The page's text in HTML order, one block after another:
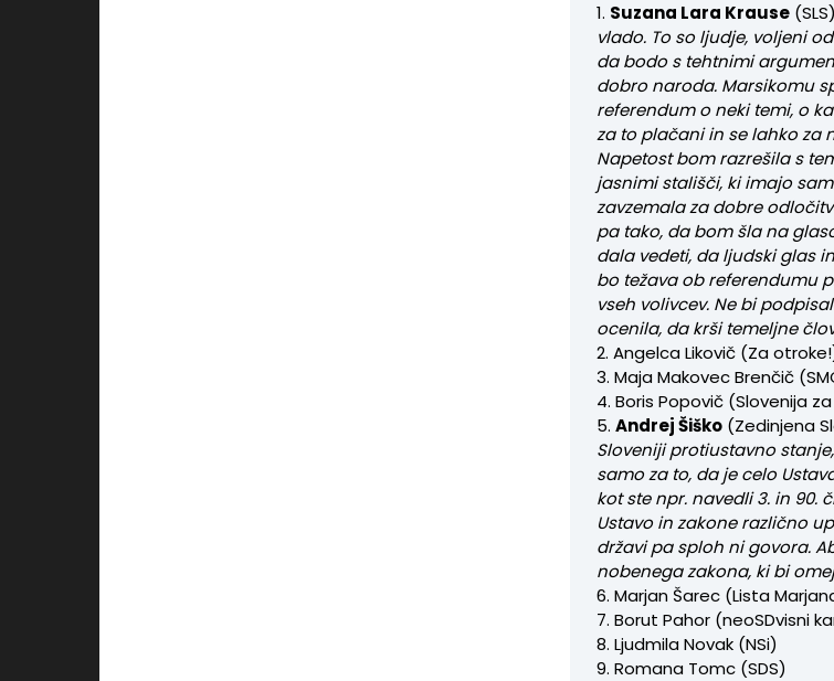
1. Suzana Lara Krause
vlado. To so ljudje, voljeni
da bodo s tehtnimi
dobro naroda. Marsikomu
referendum o neki temi, o
za to plačani in se lahko za
Napetost bom razrešila s
jasnimi stališči, ki imajo
zavzemala za dobre
pa tako, da bom šla na
dala vedeti, da ljudski glas
bo težava ob referendumu
vseh volivcev. Ne bi
ocenila, da krši temeljne
2. Angelca Likovič (Za
3. Maja Makovec Brenčič
4. Boris Popovič (Slovenija
5. Andrej Šiško (Zedinjena
Sloveniji protiustavno
samo za to, da je celo
kot ste npr. navedli 3. in 90.
Ustavo in zakone različno
državi pa sploh ni govora.
nobenega zakona, ki bi
6. Marjan Šarec (Lista
7. Borut Pahor (neoSDvisni
8. Ljudmila Novak (NSi)
9. Romana Tomc (SDS)